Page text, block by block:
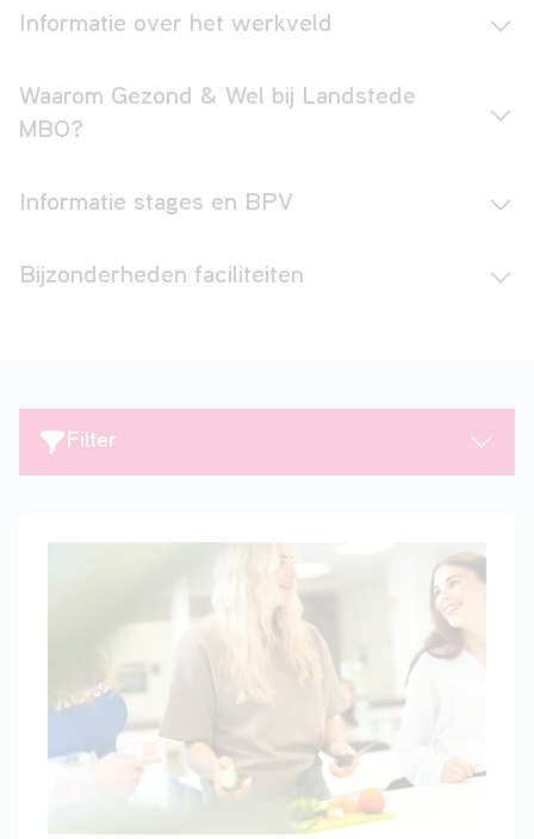
Informatie over het werkveld
Waarom Gezond & Wel bij Landstede
MBO?
Informatie stages en BPV
Bijzonderheden faciliteiten
Filter